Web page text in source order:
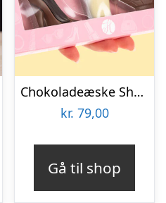
Chokoladeæske Shopping
kr. 79,00
Gå til shop